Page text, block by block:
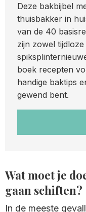
Deze bakbijbel
thuisbakker in
van de 40
zijn zowel
boek recepten
handige baktips
gewend bent.
Wat moet je
gaan schiften?
In de meeste